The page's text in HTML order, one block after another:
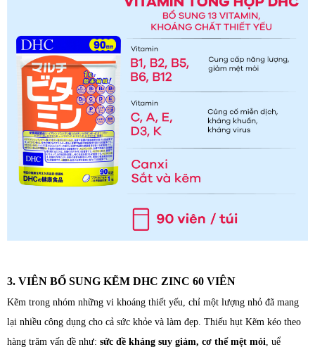
3. VIÊN BỔ SUNG KẼM DHC ZINC 60 VIÊN
Kẽm trong nhóm những vi khoáng thiết yếu, chỉ một lượng nhỏ đã mang
lại nhiều công dụng cho cả sức khỏe và làm đẹp. Thiếu hụt Kẽm kéo theo
hàng trăm vấn đề như: sức đề kháng suy giảm, cơ thể mệt mỏi , uể